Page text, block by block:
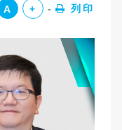
A + 列印